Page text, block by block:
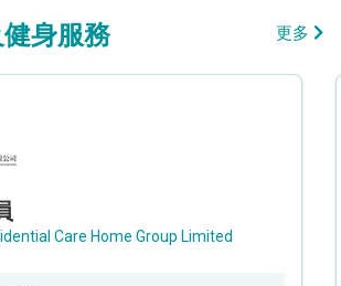
身服務 更多
Care Home Group Limited